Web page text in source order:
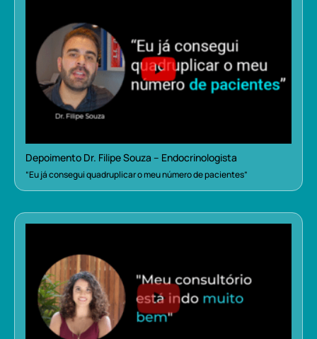
Depoimento Dr. Filipe Souza – Endocrinologista
“Eu já consegui quadruplicar o meu número de pacientes”